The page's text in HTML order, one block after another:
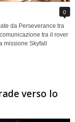
0
da Perseverance tra
tra il rover
missione Skyfall
verso lo